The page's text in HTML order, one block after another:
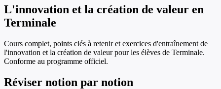
L'innovation et la création de valeur en
Terminale
Cours complet, points clés à retenir et exercices d'entraînement de
l'innovation et la création de valeurpour les élèves de Terminale.
Conforme au programme officiel.
Réviser notion par notion